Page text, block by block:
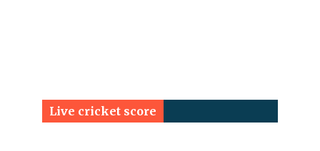
Live cricket score